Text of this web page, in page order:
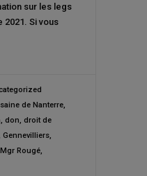
sur les legs
Si vous
de Nanterre,
don
droit de
Gennevilliers,
Mgr Rougé,